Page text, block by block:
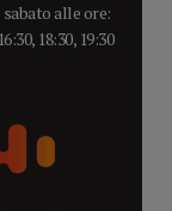
alle ore:
18:30, 19:30